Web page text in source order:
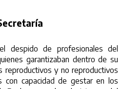
despido de profesionales del
garantizaban dentro de su
reproductivos y no reproductivos
con capacidad de gestar en los